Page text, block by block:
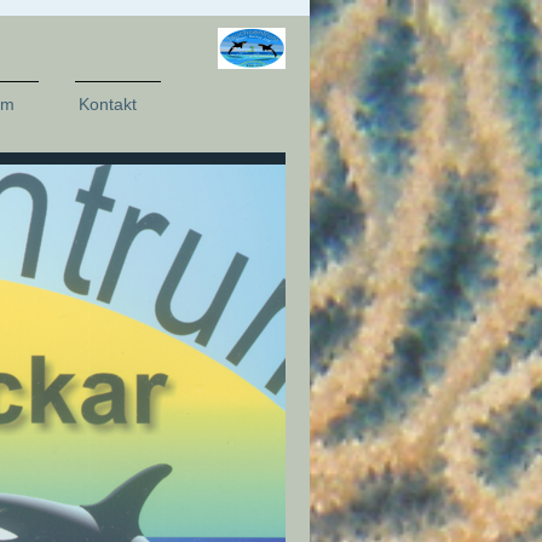
Kontakt